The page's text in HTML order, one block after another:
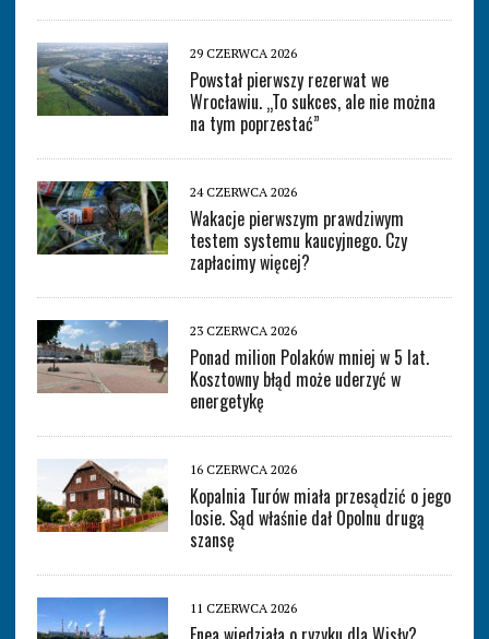
29 CZERWCA 2026
Powstał pierwszy rezerwat we
Wrocławiu. „To sukces, ale nie można
na tym poprzestać”
24 CZERWCA 2026
Wakacje pierwszym prawdziwym
testem systemu kaucyjnego. Czy
zapłacimy więcej?
23 CZERWCA 2026
Ponad milion Polaków mniej w 5 lat.
Kosztowny błąd może uderzyć w
energetykę
16 CZERWCA 2026
Kopalnia Turów miała przesądzić o jego
losie. Sąd właśnie dał Opolnu drugą
szansę
11 CZERWCA 2026